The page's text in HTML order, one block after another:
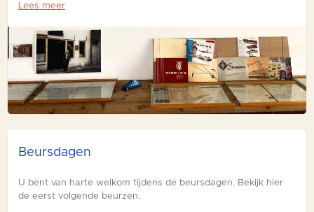
Lees meer
Beursdagen
U bent van harte welkom tijdens de beursdagen. Bekijk hier
de eerst volgende beurzen.